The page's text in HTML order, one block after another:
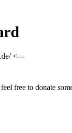
<---
free to donate